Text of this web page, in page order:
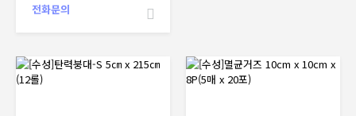
전화문의